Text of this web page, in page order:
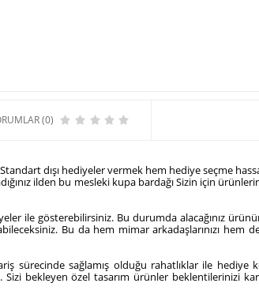
(0)
dışı hediyeler vermek hem hediye seçme
ilden bu mesleki kupa bardağı Sizin için
ile gösterebilirsiniz. Bu durumda alacağınız
Bu da hem mimar arkadaşlarınızı
sürecinde sağlamış olduğu rahatlıklar ile hediye
bekleyen özel tasarım ürünler beklentilerinizi